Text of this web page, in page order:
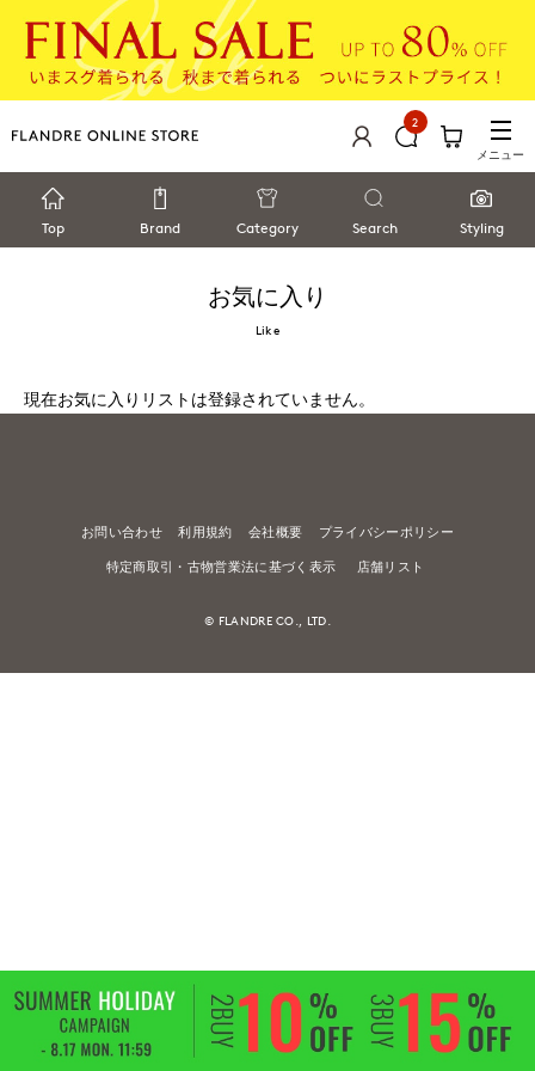
2
メニュー
Top Brand Category Search Styling
お気に入り
Like
現在お気に入りリストは登録されていません。
お問い合わせ 利用規約 会社概要 プライバシーポリシー
特定商取引・古物営業法に基づく表示 店舗リスト
© FLANDRE CO., LTD.